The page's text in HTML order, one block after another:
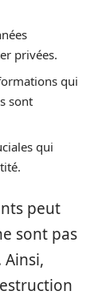
privées.
qui
sont
qui
peut
sont pas